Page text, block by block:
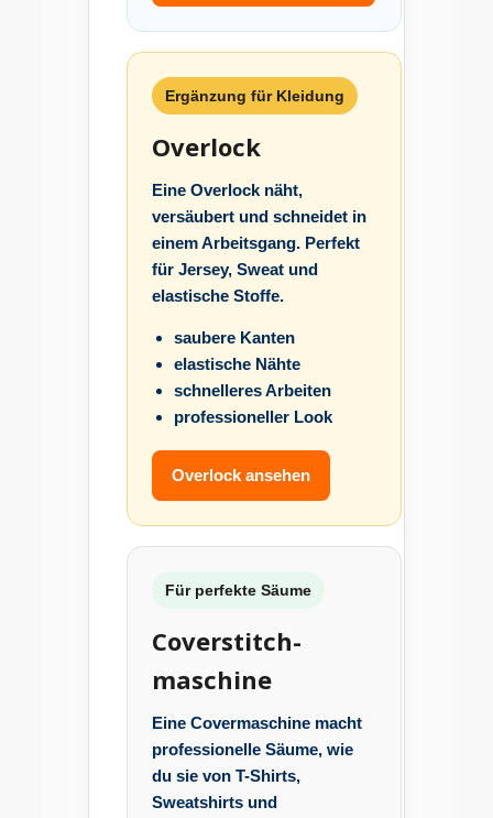
Ergänzung für Kleidung
Overlock
Eine Overlock näht,
versäubert und schneidet in
einem Arbeitsgang. Perfekt
für Jersey, Sweat und
elastische Stoffe.
saubere Kanten
elastische Nähte
schnelleres Arbeiten
professioneller Look
Overlock ansehen
Für perfekte Säume
Coverstitch-
maschine
Eine Covermaschine macht
professionelle Säume, wie
du sie von T-Shirts,
Sweatshirts und